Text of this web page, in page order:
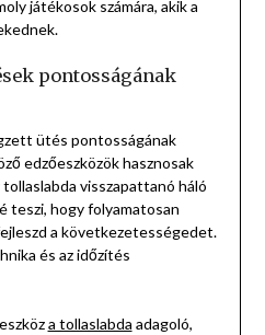
játékosok számára, akik a
pontosságának
ütés pontosságának
edzőeszközök hasznosak
visszapattanó háló
teszi, hogy folyamatosan
a következetességedet.
és az időzítés
a tollaslabda adagoló,